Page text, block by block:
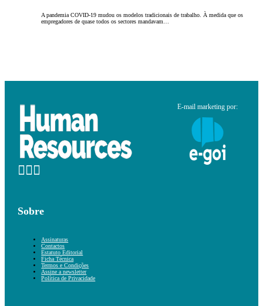
A pandemia COVID-19 mudou os modelos tradicionais de trabalho. À medida que os
empregadores de quase todos os sectores mandavam…
E-mail marketing por:
Sobre
Assinaturas
Contactos
Estatuto Editorial
Ficha Técnica
Termos e Condições
Assine a newsletter
Política de Privacidade